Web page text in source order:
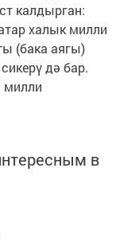
калдырган:
халык милли
(бака аягы)
дә бар.
в